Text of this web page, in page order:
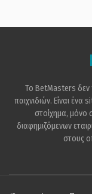
Το BetMasters δεν
παιχνιδιών. Είναι
στοίχημα, μόνο
διαφημιζόμενων
στους